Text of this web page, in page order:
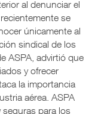
al denunciar el
se
únicamente al
sindical de los
ASPA, advirtió que
y ofrecer
la importancia
aérea. ASPA
para los